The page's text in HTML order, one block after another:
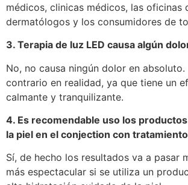
médicos, clinicas médicos, las oficinas
dermatólogos y los consumidores de
3. Terapia de luz LED causa algún
No, no causa ningún dolor en
contrario en realidad, ya que tiene un
calmante y tranquilizante.
4. Es recomendable uso los
la piel en el conjection con
Sí, de hecho los resultados va a pasar
más espectacular si se utiliza un